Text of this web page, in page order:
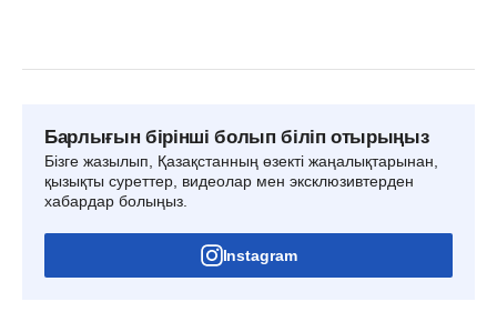
Барлығын бірінші болып біліп отырыңыз
Бізге жазылып, Қазақстанның өзекті жаңалықтарынан,
қызықты суреттер, видеолар мен эксклюзивтерден
хабардар болыңыз.
Instagram